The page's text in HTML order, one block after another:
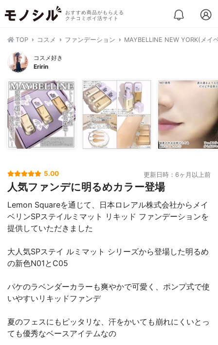
おすすめ商品がもらえる
クチコミポイ活サイト
TOP コスメ ファンデーション MAYBELLINE NEW YORK(メ
コスメ好き
Eririn
5.00 更新日時：6ヶ月以上前
人気ファンデに明るめカラー登場
Lemon Squareを通じて、日本ロレアル株式会社からメイ
ベリンSPステイルミマット リキッド ファンデーションを
提供していただきました
大人気SPステイ ルミマット シリーズから登場した明るめ
の新色N01とC05
パケのラベンダーカラーも爽やかで可愛く、ポンプ式で使
いやすいリキッドファンデ
夏のフェスにもピッタリな、汗をかいても崩れにくいとっ
ても優秀なベースアイテムなの